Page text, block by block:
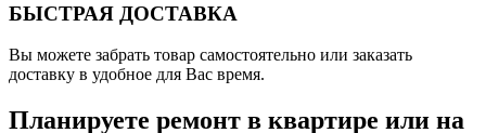
БЫСТРАЯ ДОСТАВКА
Вы можете забрать товар самостоятельно или заказать
доставку в удобное для Вас время.
Планируете ремонт в квартире или на